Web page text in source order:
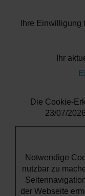
Ihre
Ihr
Die Cookie-
23/07/
Notwendige
nutzbar zu
der Webseite